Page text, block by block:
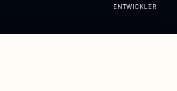
ENTWICKLER